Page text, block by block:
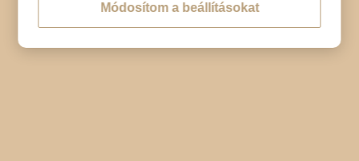
Módosítom a beállításokat